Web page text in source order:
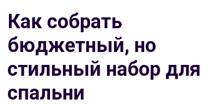
Как собрать
бюджетный, но
стильный набор для
спальни